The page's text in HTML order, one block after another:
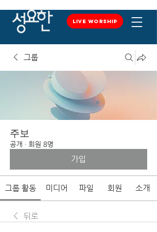
LIVE WORSHIP
LIVE WORSHIP
그룹
주보
공개 · 회원 8명
가입
그룹 활동 미디어 파일 회원 소개
뒤로